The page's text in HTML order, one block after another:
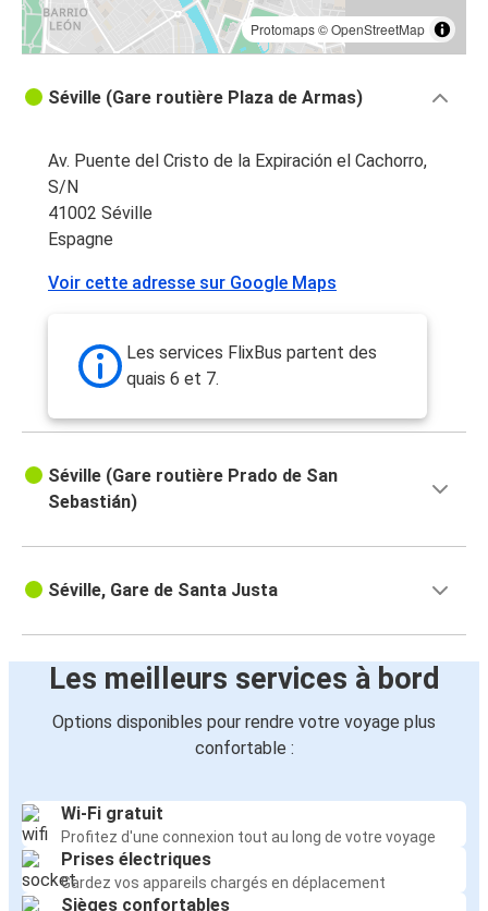
Protomaps©OpenStreetMap
Séville (Gare routière Plaza de Armas)
Av. Puente del Cristo de la Expiración el Cachorro,
S/N
41002 Séville
Espagne
Voir cette adresse sur Google Maps
Les services FlixBus partent des
quais 6 et 7.
Séville (Gare routière Prado de San
Sebastián)
Séville, Gare de Santa Justa
Les meilleurs services à bord
Options disponibles pour rendre votre voyage plus
confortable :
Wi-Fi gratuit
Profitez d'une connexion tout au long de votre voyage
Prises électriques
Gardez vos appareils chargés en déplacement
Sièges confortables